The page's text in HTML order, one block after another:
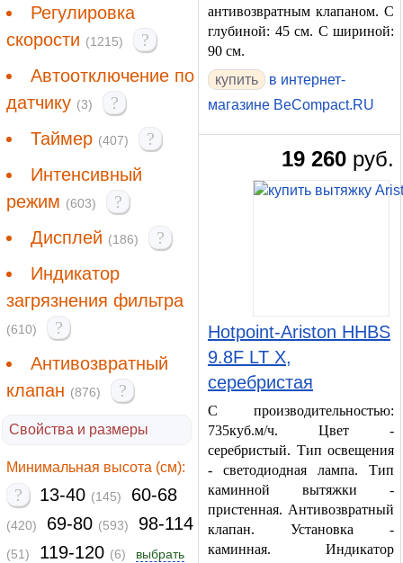
Регулировка
скорости (1215)
?
Автоотключение по
датчику (3)
?
Таймер (407)
?
Интенсивный
режим (603)
?
Дисплей (186)
?
Индикатор
загрязнения фильтра
(610)
?
Антивозвратный
клапан (876) ?
Свойства и размеры
Минимальная высота (см):
? 13-40 (145) 60-68
(420) 69-80 (593) 98-114
(51) 119-120 (6) выбрать
антивозвратным клапаном. С
глубиной: 45 см. С шириной:
90 см.
в интернет-
магазине BeCompact.RU
19 260 руб.
Hotpoint-Ariston HHBS
9.8F LT X,
серебристая
С производительностью:
735куб.м/ч. Цвет -
серебристый. Тип освещения
- светодиодная лампа. Тип
каминной вытяжки -
пристенная. Антивозвратный
клапан. Установка -
каминная. Индикатор